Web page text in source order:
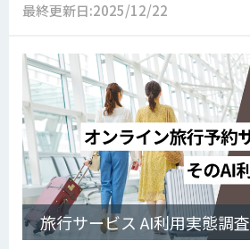
最終更新日:2025/12/22
旅行サービス AI利用実態調査